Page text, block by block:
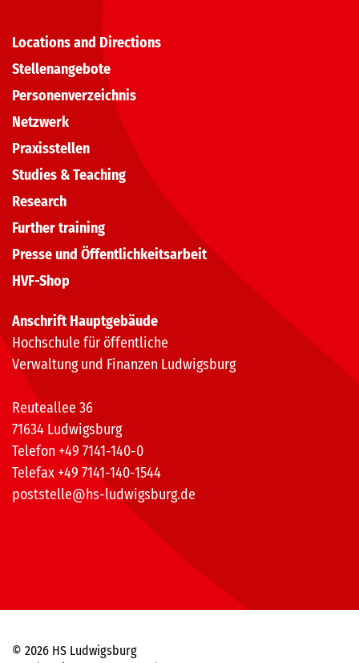
Locations and Directions
Stellenangebote
Personenverzeichnis
Netzwerk
Praxisstellen
Studies & Teaching
Research
Further training
Presse und Öffentlichkeitsarbeit
HVF-Shop
Anschrift Hauptgebäude
Hochschule für öffentliche
Verwaltung und Finanzen Ludwigsburg
Reuteallee 36
71634 Ludwigsburg
Telefon +49 7141-140-0
Telefax +49 7141-140-1544
poststelle@hs-ludwigsburg.de
© 2026 HS Ludwigsburg